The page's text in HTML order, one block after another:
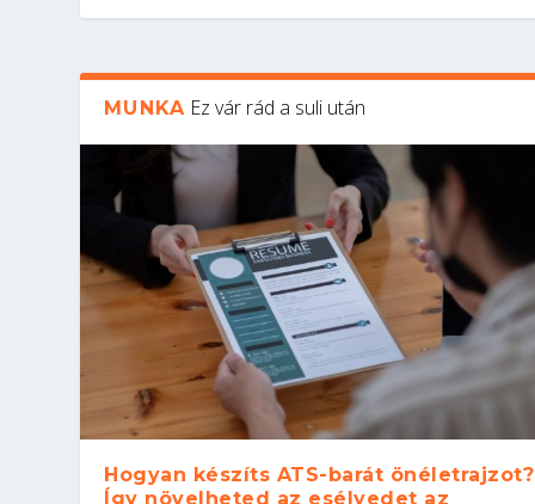
MUNKA Ez vár rád a suli után
Hogyan készíts ATS-barát önéletrajzot?
Így növelheted az esélyedet az